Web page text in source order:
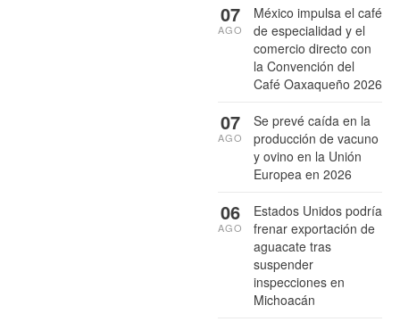
México impulsa el café
de especialidad y el
comercio directo con
la Convención del
Café Oaxaqueño 2026
07
AGO
Se prevé caída en la
producción de vacuno
y ovino en la Unión
Europea en 2026
07
AGO
Estados Unidos podría
frenar exportación de
aguacate tras
suspender
inspecciones en
Michoacán
06
AGO